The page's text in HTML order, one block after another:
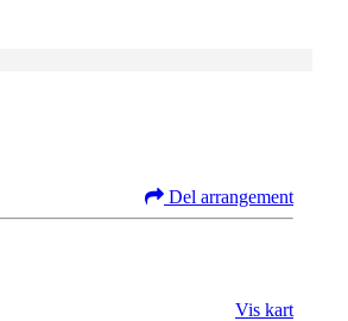
Del arrangement
Vis kart